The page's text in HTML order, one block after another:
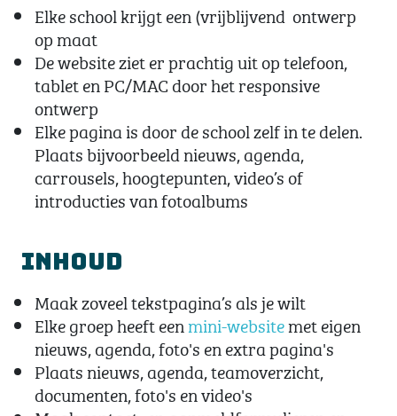
Elke school krijgt een (vrijblijvend ontwerp
op maat
De website ziet er prachtig uit op telefoon,
tablet en PC/MAC door het responsive
ontwerp
Elke pagina is door de school zelf in te delen.
Plaats bijvoorbeeld nieuws, agenda,
carrousels, hoogtepunten, video’s of
introducties van fotoalbums
Inhoud
Maak zoveel tekstpagina’s als je wilt
Elke groep heeft eenmini-websitemet eigen
nieuws, agenda, foto's en extra pagina's
Plaats nieuws, agenda, teamoverzicht,
documenten, foto's en video's